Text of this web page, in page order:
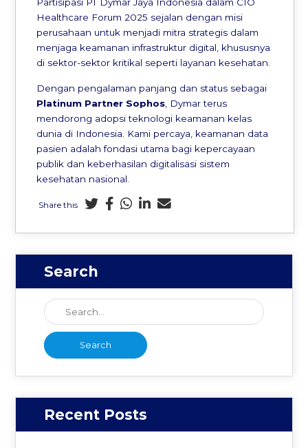
Partisipasi PT Dymar Jaya Indonesia dalam CIO
Healthcare Forum 2025 sejalan dengan misi
perusahaan untuk menjadi mitra strategis dalam
menjaga keamanan infrastruktur digital, khususnya
di sektor-sektor kritikal seperti layanan kesehatan.
Dengan pengalaman panjang dan status sebagai
Platinum Partner Sophos, Dymar terus
mendorong adopsi teknologi keamanan kelas
dunia di Indonesia. Kami percaya, keamanan data
pasien adalah fondasi utama bagi kepercayaan
publik dan keberhasilan digitalisasi sistem
kesehatan nasional.
Share this
Search
Recent Posts